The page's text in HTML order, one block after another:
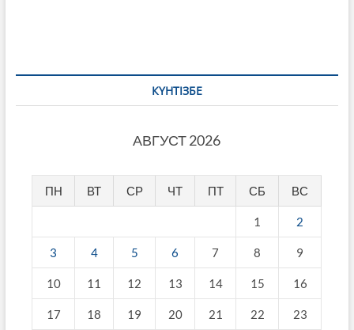
КҮНТІЗБЕ
АВГУСТ 2026
ПН ВТ СР ЧТ ПТ СБ ВС
1 2
3 4 5 6 7 8 9
10 11 12 13 14 15 16
17 18 19 20 21 22 23